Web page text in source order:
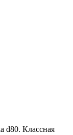
d80. Классная